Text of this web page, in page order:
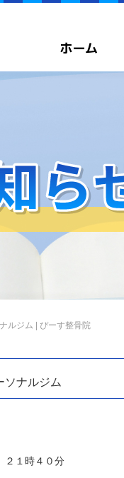
ホーム
ルジム | ぴーす整骨院
ナルジム
２１時４０分